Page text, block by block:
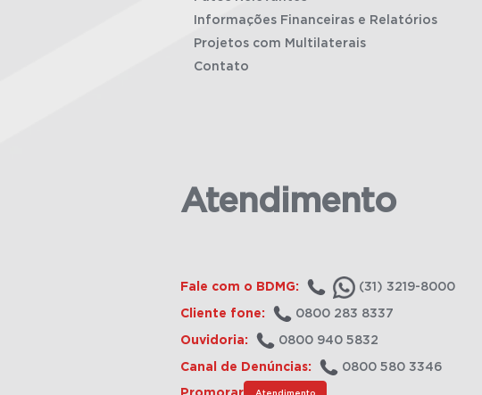
Informações Financeiras e Relatórios
Projetos com Multilaterais
Contato
Atendimento
Fale com o BDMG: (31) 3219-8000
Cliente fone: 0800 283 8337
Ouvidoria: 0800 940 5832
Canal de Denúncias: 0800 580 3346
Atendimento